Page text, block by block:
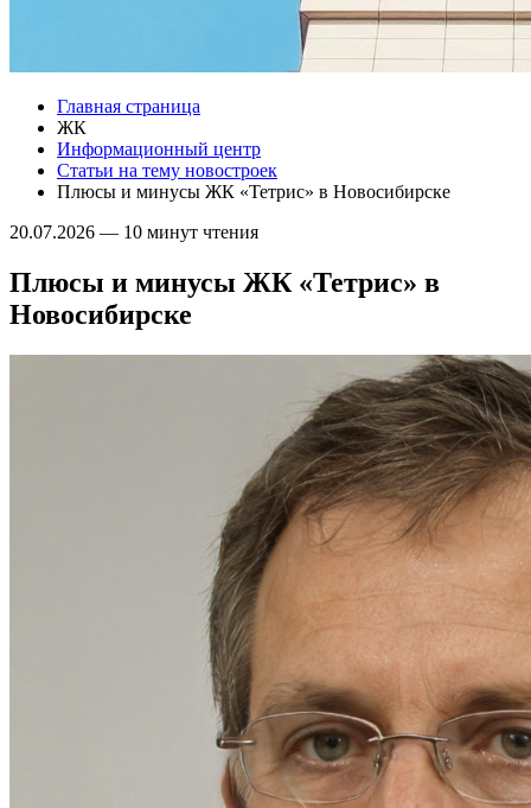
Главная страница
ЖК
Информационный центр
Статьи на тему новостроек
Плюсы и минусы ЖК «Тетрис» в Новосибирске
20.07.2026 — 10 минут чтения
Плюсы и минусы ЖК «Тетрис» в
Новосибирске